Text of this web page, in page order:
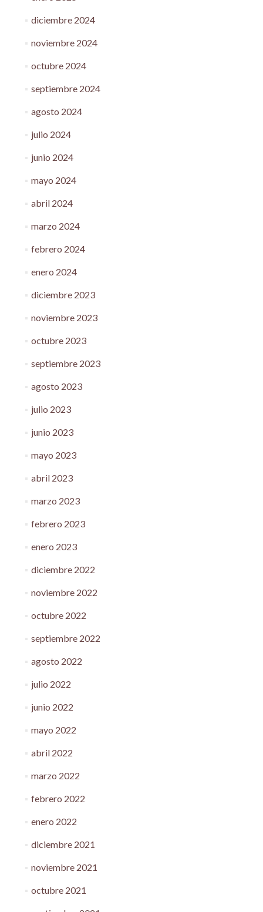
diciembre 2024
noviembre 2024
octubre 2024
septiembre 2024
agosto 2024
julio 2024
junio 2024
mayo 2024
abril 2024
marzo 2024
febrero 2024
enero 2024
diciembre 2023
noviembre 2023
octubre 2023
septiembre 2023
agosto 2023
julio 2023
junio 2023
mayo 2023
abril 2023
marzo 2023
febrero 2023
enero 2023
diciembre 2022
noviembre 2022
octubre 2022
septiembre 2022
agosto 2022
julio 2022
junio 2022
mayo 2022
abril 2022
marzo 2022
febrero 2022
enero 2022
diciembre 2021
noviembre 2021
octubre 2021